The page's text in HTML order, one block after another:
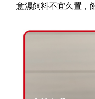
意濕飼料不宜久置，